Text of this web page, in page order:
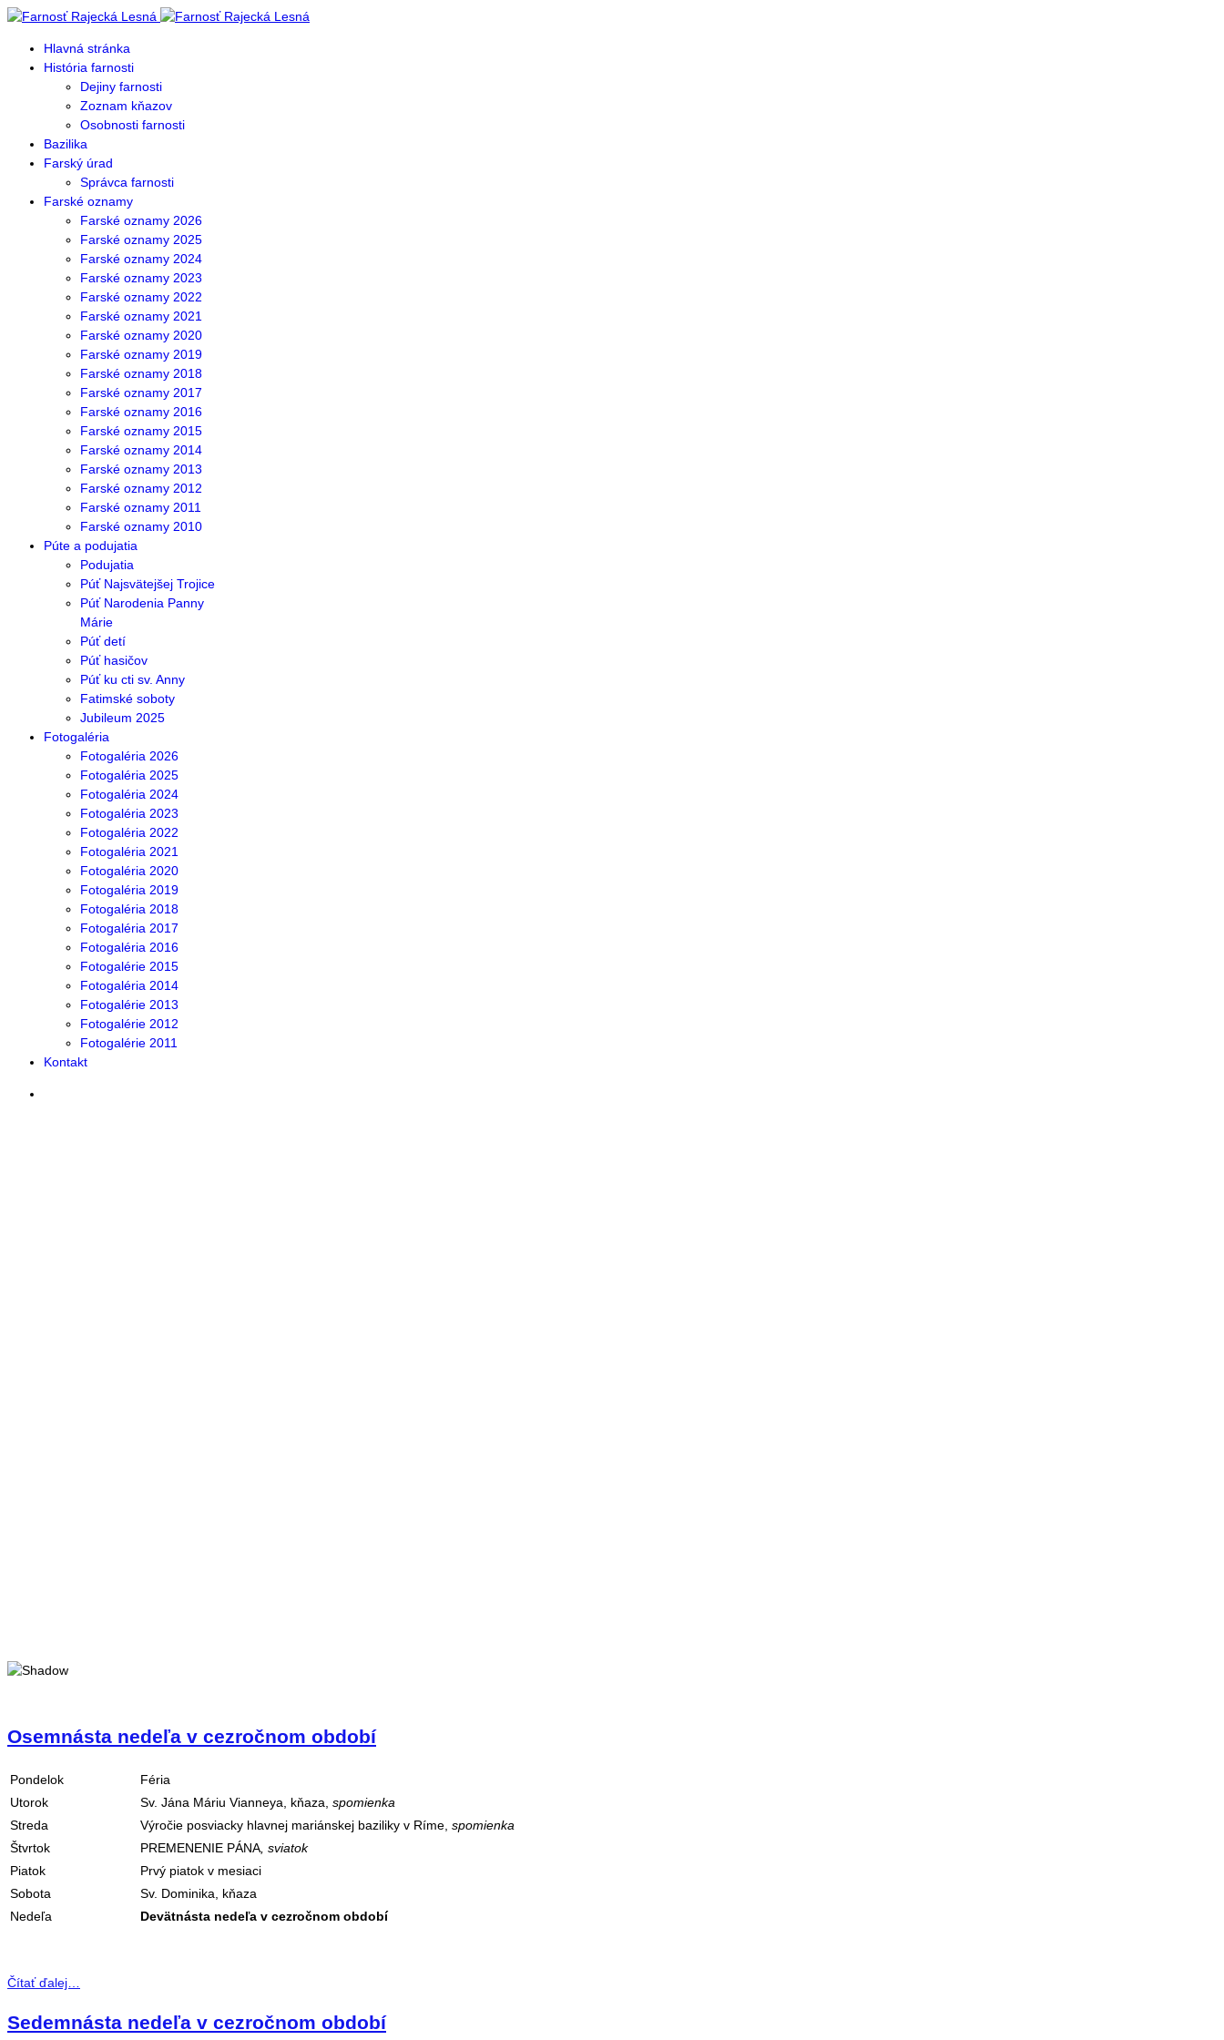
Hlavná stránka
História farnosti
Dejiny farnosti
Zoznam kňazov
Osobnosti farnosti
Bazilika
Farský úrad
Správca farnosti
Farské oznamy
Farské oznamy 2026
Farské oznamy 2025
Farské oznamy 2024
Farské oznamy 2023
Farské oznamy 2022
Farské oznamy 2021
Farské oznamy 2020
Farské oznamy 2019
Farské oznamy 2018
Farské oznamy 2017
Farské oznamy 2016
Farské oznamy 2015
Farské oznamy 2014
Farské oznamy 2013
Farské oznamy 2012
Farské oznamy 2011
Farské oznamy 2010
Púte a podujatia
Podujatia
Púť Najsvätejšej Trojice
Púť Narodenia Panny
Márie
Púť detí
Púť hasičov
Púť ku cti sv. Anny
Fatimské soboty
Jubileum 2025
Fotogaléria
Fotogaléria 2026
Fotogaléria 2025
Fotogaléria 2024
Fotogaléria 2023
Fotogaléria 2022
Fotogaléria 2021
Fotogaléria 2020
Fotogaléria 2019
Fotogaléria 2018
Fotogaléria 2017
Fotogaléria 2016
Fotogalérie 2015
Fotogaléria 2014
Fotogalérie 2013
Fotogalérie 2012
Fotogalérie 2011
Kontakt
Osemnásta nedeľa v cezročnom období
Pondelok
Féria
Utorok
Sv. Jána Máriu Vianneya, kňaza, spomienka
Streda
Výročie posviacky hlavnej mariánskej baziliky v Ríme, spomienka
Štvrtok
PREMENENIE PÁNA , sviatok
Piatok
Prvý piatok v mesiaci
Sobota
Sv. Dominika, kňaza
Nedeľa
Devätnásta nedeľa v cezročnom období
Čítať ďalej…
Sedemnásta nedeľa v cezročnom období